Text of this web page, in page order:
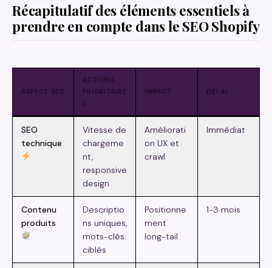
Récapitulatif des éléments essentiels à
prendre en compte dans le SEO Shopify
ASPECT SEO
ACTIONS
PRIORITAIRE
S
IMPACT DÉLAI
SEO
technique
Vitesse de
chargeme
nt,
responsive
design
Améliorati
on UX et
crawl
Immédiat
Contenu
produits
Descriptio
ns uniques,
mots-clés
ciblés
Positionne
ment
long-tail
1-3 mois